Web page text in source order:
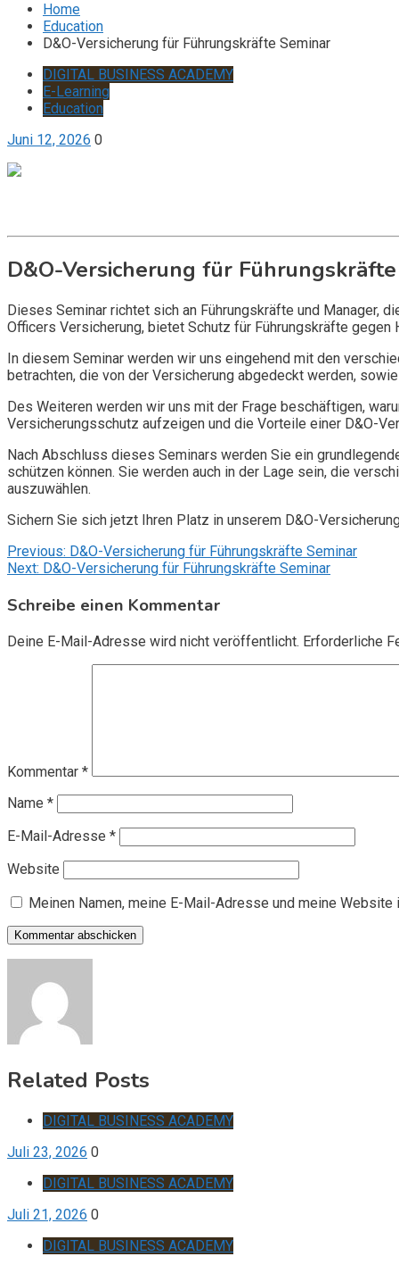
Home
Education
D&O-Versicherung für Führungskräfte Seminar
DIGITAL BUSINESS ACADEMY
E-Learning
Education
Juni 12, 2026 0
D&O-Versicherung für
Dieses Seminar richtet sich an Führungskräfte und Manager,
Officers Versicherung, bietet Schutz für Führungskräfte
In diesem Seminar werden wir uns eingehend mit den
betrachten, die von der Versicherung abgedeckt werden,
Des Weiteren werden wir uns mit der Frage beschäftigen,
Versicherungsschutz aufzeigen und die Vorteile einer D&O-
Nach Abschluss dieses Seminars werden Sie ein
schützen können. Sie werden auch in der Lage sein, die
auszuwählen.
Sichern Sie sich jetzt Ihren Platz in unserem D&O-
Beitragsnavigation
Previous: D&O-Versicherung für Führungskräfte Seminar
Next: D&O-Versicherung für Führungskräfte Seminar
Schreibe einen Kommentar
Deine E-Mail-Adresse wird nicht veröffentlicht. Erforderliche
Kommentar *
Name *
E-Mail-Adresse *
Website
Meinen Namen, meine E-Mail-Adresse und meine
Related Posts
DIGITAL BUSINESS ACADEMY
Juli 23, 2026 0
DIGITAL BUSINESS ACADEMY
Juli 21, 2026 0
DIGITAL BUSINESS ACADEMY